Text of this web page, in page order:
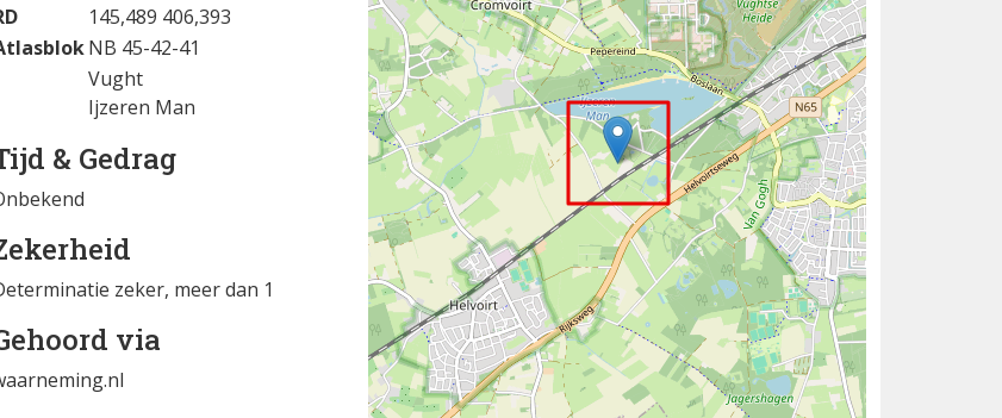
145,489 406,393
NB 45-42-41
Vught
Ijzeren Man
& Gedrag
zeker, meer dan 1
via